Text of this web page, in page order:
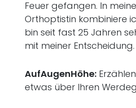
Feuer gefangen. In
Orthoptistin kombiniere
bin seit fast 25 Jahren
mit meiner Entscheidung.
AufAugenHöhe:
etwas über Ihren